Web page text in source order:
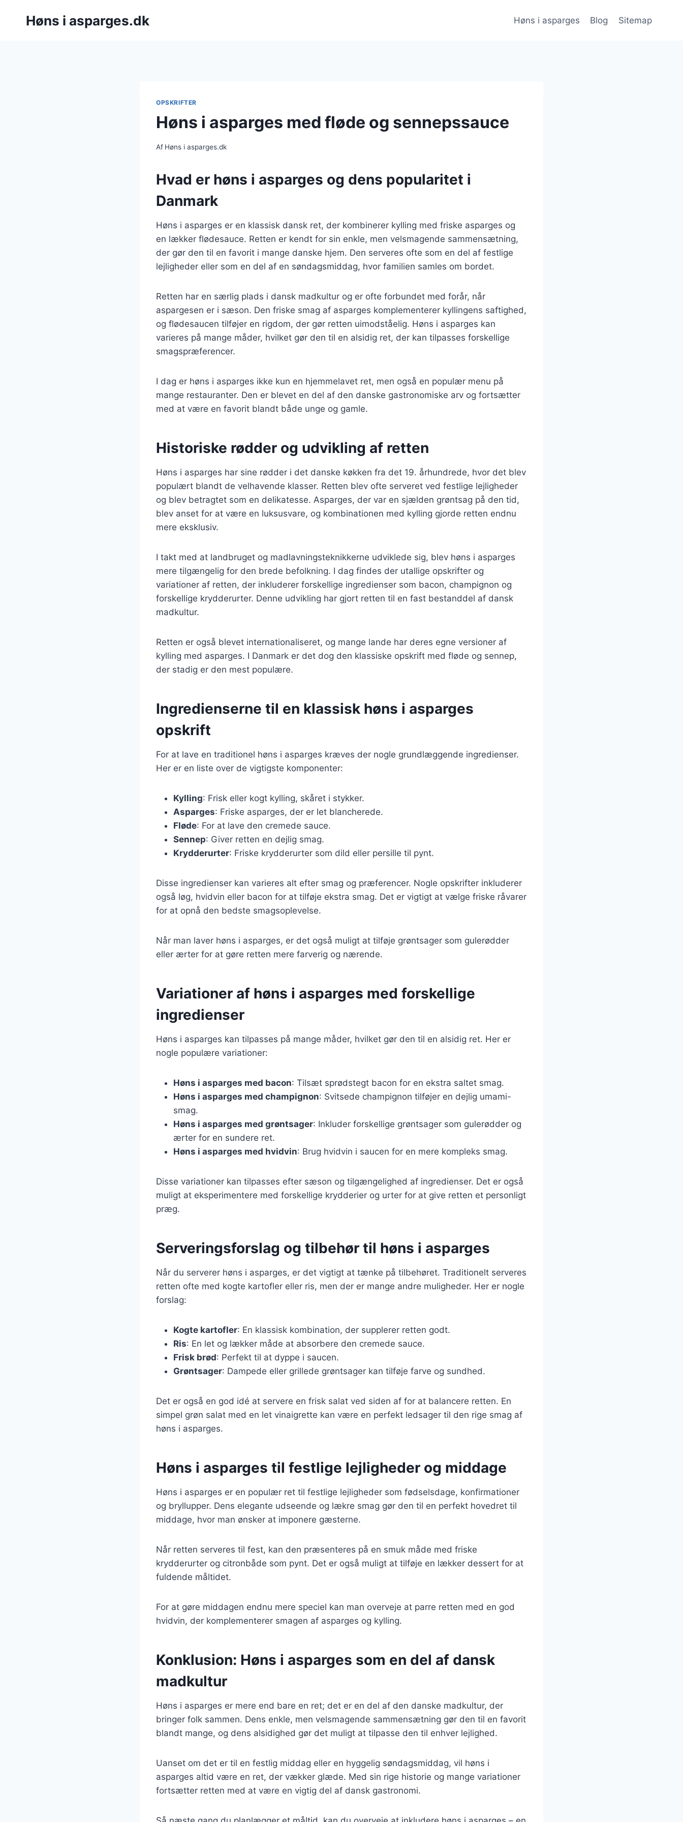
Høns i asparges.dk Høns i asparges Blog Sitemap
OPSKRIFTER
Høns i asparges med fløde og sennepssauce
Af Høns i asparges.dk
Hvad er høns i asparges og dens popularitet i
Danmark
Høns i asparges er en klassisk dansk ret, der kombinerer kylling med friske asparges og
en lækker flødesauce. Retten er kendt for sin enkle, men velsmagende sammensætning,
der gør den til en favorit i mange danske hjem. Den serveres ofte som en del af festlige
lejligheder eller som en del af en søndagsmiddag, hvor familien samles om bordet.
Retten har en særlig plads i dansk madkultur og er ofte forbundet med forår, når
aspargesen er i sæson. Den friske smag af asparges komplementerer kyllingens saftighed,
og flødesaucen tilføjer en rigdom, der gør retten uimodståelig. Høns i asparges kan
varieres på mange måder, hvilket gør den til en alsidig ret, der kan tilpasses forskellige
smagspræferencer.
I dag er høns i asparges ikke kun en hjemmelavet ret, men også en populær menu på
mange restauranter. Den er blevet en del af den danske gastronomiske arv og fortsætter
med at være en favorit blandt både unge og gamle.
Historiske rødder og udvikling af retten
Høns i asparges har sine rødder i det danske køkken fra det 19. århundrede, hvor det blev
populært blandt de velhavende klasser. Retten blev ofte serveret ved festlige lejligheder
og blev betragtet som en delikatesse. Asparges, der var en sjælden grøntsag på den tid,
blev anset for at være en luksusvare, og kombinationen med kylling gjorde retten endnu
mere eksklusiv.
I takt med at landbruget og madlavningsteknikkerne udviklede sig, blev høns i asparges
mere tilgængelig for den brede befolkning. I dag findes der utallige opskrifter og
variationer af retten, der inkluderer forskellige ingredienser som bacon, champignon og
forskellige krydderurter. Denne udvikling har gjort retten til en fast bestanddel af dansk
madkultur.
Retten er også blevet internationaliseret, og mange lande har deres egne versioner af
kylling med asparges. I Danmark er det dog den klassiske opskrift med fløde og sennep,
der stadig er den mest populære.
Ingredienserne til en klassisk høns i asparges
opskrift
For at lave en traditionel høns i asparges kræves der nogle grundlæggende ingredienser.
Her er en liste over de vigtigste komponenter:
Kylling: Frisk eller kogt kylling, skåret i stykker.
Asparges: Friske asparges, der er let blancherede.
Fløde: For at lave den cremede sauce.
Sennep: Giver retten en dejlig smag.
Krydderurter: Friske krydderurter som dild eller persille til pynt.
Disse ingredienser kan varieres alt efter smag og præferencer. Nogle opskrifter inkluderer
også løg, hvidvin eller bacon for at tilføje ekstra smag. Det er vigtigt at vælge friske råvarer
for at opnå den bedste smagsoplevelse.
Når man laver høns i asparges, er det også muligt at tilføje grøntsager som gulerødder
eller ærter for at gøre retten mere farverig og nærende.
Variationer af høns i asparges med forskellige
ingredienser
Høns i asparges kan tilpasses på mange måder, hvilket gør den til en alsidig ret. Her er
nogle populære variationer:
Høns i asparges med bacon: Tilsæt sprødstegt bacon for en ekstra saltet smag.
Høns i asparges med champignon: Svitsede champignon tilføjer en dejlig umami-
smag.
Høns i asparges med grøntsager: Inkluder forskellige grøntsager som gulerødder og
ærter for en sundere ret.
Høns i asparges med hvidvin: Brug hvidvin i saucen for en mere kompleks smag.
Disse variationer kan tilpasses efter sæson og tilgængelighed af ingredienser. Det er også
muligt at eksperimentere med forskellige krydderier og urter for at give retten et personligt
præg.
Serveringsforslag og tilbehør til høns i asparges
Når du serverer høns i asparges, er det vigtigt at tænke på tilbehøret. Traditionelt serveres
retten ofte med kogte kartofler eller ris, men der er mange andre muligheder. Her er nogle
forslag:
Kogte kartofler: En klassisk kombination, der supplerer retten godt.
Ris: En let og lækker måde at absorbere den cremede sauce.
Frisk brød: Perfekt til at dyppe i saucen.
Grøntsager: Dampede eller grillede grøntsager kan tilføje farve og sundhed.
Det er også en god idé at servere en frisk salat ved siden af for at balancere retten. En
simpel grøn salat med en let vinaigrette kan være en perfekt ledsager til den rige smag af
høns i asparges.
Høns i asparges til festlige lejligheder og middage
Høns i asparges er en populær ret til festlige lejligheder som fødselsdage, konfirmationer
og bryllupper. Dens elegante udseende og lækre smag gør den til en perfekt hovedret til
middage, hvor man ønsker at imponere gæsterne.
Når retten serveres til fest, kan den præsenteres på en smuk måde med friske
krydderurter og citronbåde som pynt. Det er også muligt at tilføje en lækker dessert for at
fuldende måltidet.
For at gøre middagen endnu mere speciel kan man overveje at parre retten med en god
hvidvin, der komplementerer smagen af asparges og kylling.
Konklusion: Høns i asparges som en del af dansk
madkultur
Høns i asparges er mere end bare en ret; det er en del af den danske madkultur, der
bringer folk sammen. Dens enkle, men velsmagende sammensætning gør den til en favorit
blandt mange, og dens alsidighed gør det muligt at tilpasse den til enhver lejlighed.
Uanset om det er til en festlig middag eller en hyggelig søndagsmiddag, vil høns i
asparges altid være en ret, der vækker glæde. Med sin rige historie og mange variationer
fortsætter retten med at være en vigtig del af dansk gastronomi.